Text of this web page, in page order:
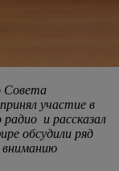
Совета
участие в
и рассказал
обсудили ряд
вниманию